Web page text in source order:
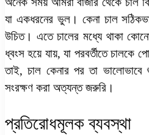
যা একধরনের ভুল। কেনা চাল
উচিত। এতে চালের মধ্যে থাকা
ধ্বংস হয়ে যায়, যা পরবর্তীতে চালকে
তাই, চাল কেনার পর তা ভালোভাবে
সংরক্ষণ করা অত্যন্ত জরুরি।
প্রতিরোধমূলক ব্যবস্থা